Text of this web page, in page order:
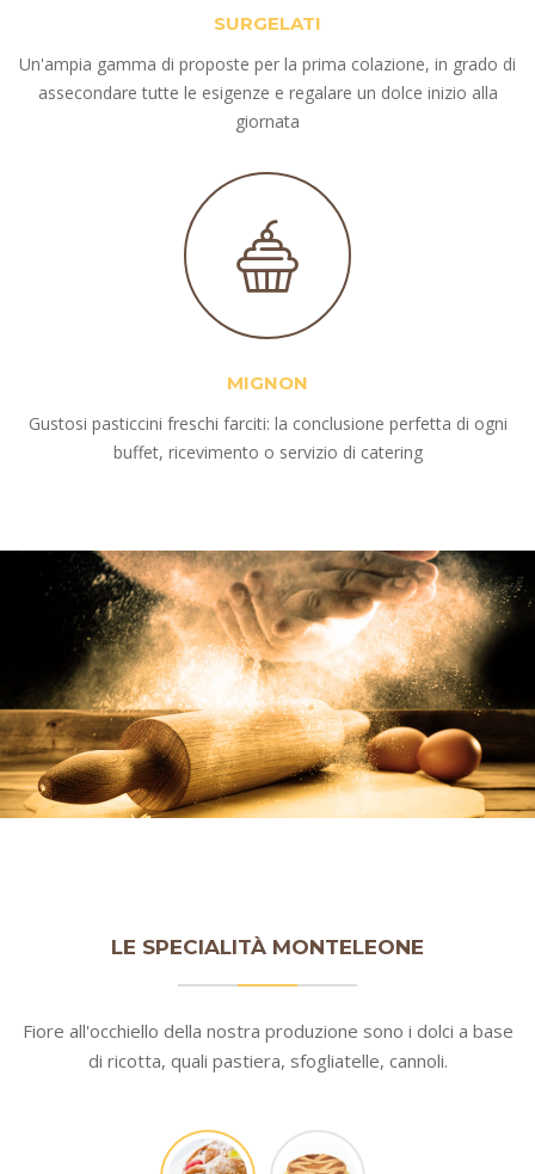
SURGELATI
Un'ampia gamma di proposte per la prima colazione, in grado di
assecondare tutte le esigenze e regalare un dolce inizio alla
giornata
MIGNON
Gustosi pasticcini freschi farciti: la conclusione perfetta di ogni
buffet, ricevimento o servizio di catering
LE SPECIALITÀ MONTELEONE
Fiore all'occhiello della nostra produzione sono i dolci a base
di ricotta, quali pastiera, sfogliatelle, cannoli.